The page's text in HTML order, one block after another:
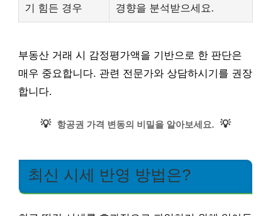
기 힘든 경우 경향을 분석받으세요.
부동산 거래 시 감정평가액을 기반으로 한 판단은
매우 중요합니다. 관련 전문가와 상담하시기를 권장
합니다.
💡 항공권 가격 변동의 비밀을 알아보세요. 💡
최신 시세 반영 방법은?